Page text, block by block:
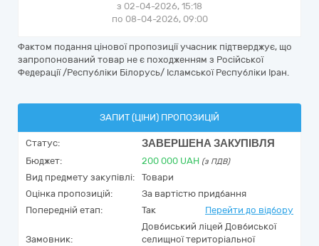
з 02-04-2026, 15:18
по 08-04-2026, 09:00
Фактом подання цінової пропозиції учасник підтверджує, що
запропонований товар не є походженням з Російської
Федерації /Республіки Білорусь/ Ісламської Республіки Іран.
ЗАПИТ (ЦІНИ) ПРОПОЗИЦІЙ
Статус: ЗАВЕРШЕНА ЗАКУПІВЛЯ
Бюджет: 200 000 UAH (з ПДВ)
Вид предмету закупівлі:
Товари
Оцінка пропозицій:
За вартістю придбання
Попередній етап:
Так Перейти до відбору
Замовник:
Довбиський ліцей Довбиської
селищної територіальної